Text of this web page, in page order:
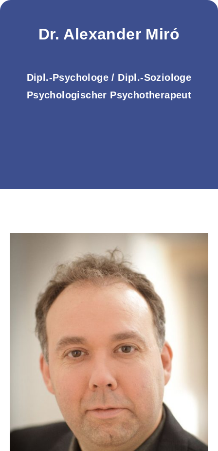
Zum
Dr. Alexander Miró
Dipl.-Psychologe / Dipl.-Soziologe
Psychologischer Psychotherapeut